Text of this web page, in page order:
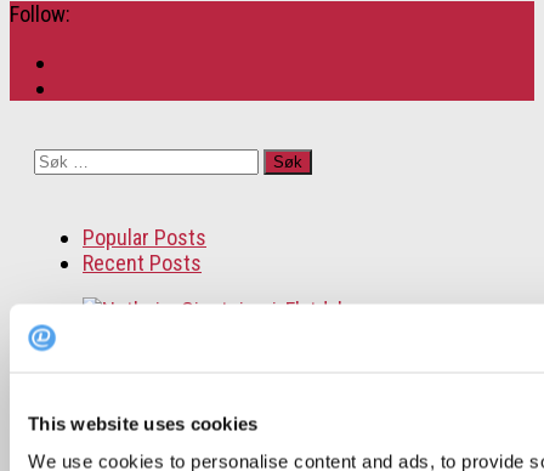
This website uses cookies
We use cookies to personalise content and ads, to provide
Follow:
Søk
etter:
Popular Posts
Recent Posts
Oslo-guide: 5 familievennlige restauranter